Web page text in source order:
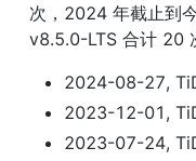
次，2024 年截止到
v8.5.0-LTS 合计 20
2024-08-27,
2023-12-01,
2023-07-24,